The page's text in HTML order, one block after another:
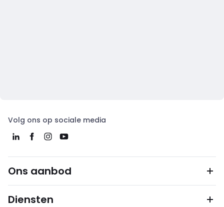
Volg ons op sociale media
Ons aanbod
Diensten